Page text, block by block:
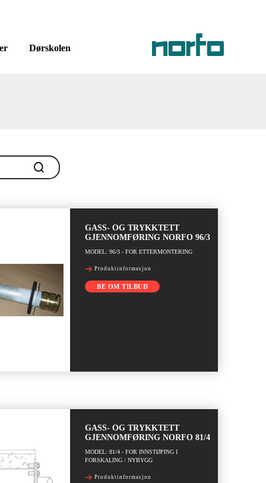
Dørskolen
GASS- OG TRYKKTETT
GJENNOMFØRING NORFO 96/3
MODEL: 96/3 - FOR ETTERMONTERING
Produktinformasjon
BE OM TILBUD
GASS- OG TRYKKTETT
GJENNOMFØRING NORFO 81/4
MODEL: 81/4 - FOR INNSTØPING I
FORSKALING / NYBYGG
Produktinformasjon